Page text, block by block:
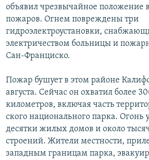
объявил чрезвычайное положение
пожаров. Огнем повреждены три
гидроэлектроустановки,
электричеством больницы и
Сан-Франциско.
Пожар бушует в этом районе
августа. Сейчас он охватил более
километров, включая часть
ско­го национального пар­ка. Огонь
десятки жилых домов и около
строений. Жители местности,
западным границам парка,